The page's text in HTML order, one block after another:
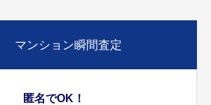
マンション瞬間査定
匿名でOK！